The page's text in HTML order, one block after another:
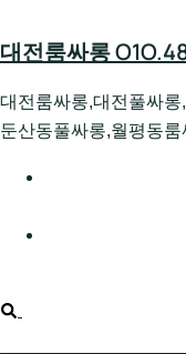
to
대전룸싸롱
대전룸싸롱,대전풀싸
둔산동풀싸롱,월평동룸
Search